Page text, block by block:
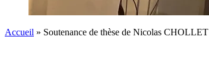
Accueil » Soutenance de thèse de Nicolas CHOLLET